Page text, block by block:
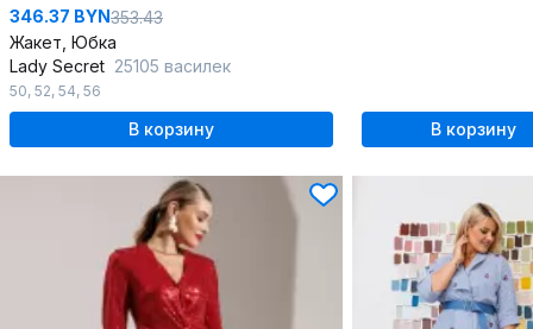
346.37 BYN353.43
Жакет, Юбка
Lady Secret 25105 василек
50, 52, 54, 56
В корзину В корзину